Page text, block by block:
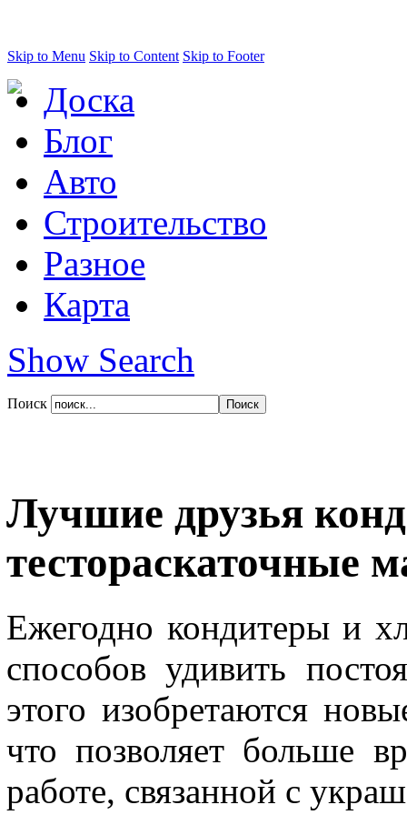
Skip to Menu Skip to Content Skip to Footer
Доска
Блог
Авто
Строительство
Разное
Карта
Show Search
Поиск
Лучшие друзья
тестораскаточные
Ежегодно кондитеры и
способов удивить
этого изобретаются
что позволяет больше
работе, связанной с